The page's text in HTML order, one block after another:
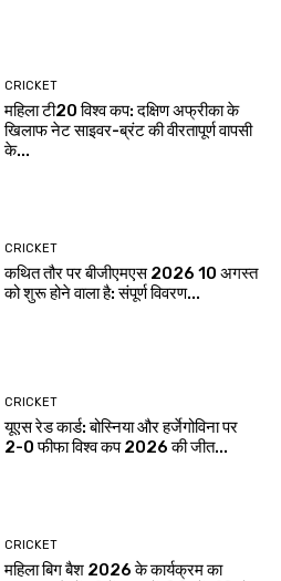
CRICKET
महिला टी20 विश्व कप: दक्षिण अफ्रीका के
खिलाफ नेट साइवर-ब्रंट की वीरतापूर्ण वापसी
के...
CRICKET
कथित तौर पर बीजीएमएस 2026 10 अगस्त
को शुरू होने वाला है: संपूर्ण विवरण...
CRICKET
यूएस रेड कार्ड: बोस्निया और हर्जेगोविना पर
2-0 फीफा विश्व कप 2026 की जीत...
CRICKET
महिला बिग बैश 2026 के कार्यक्रम का